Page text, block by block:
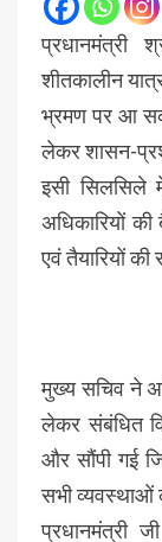
प्रधानमंत्री
शीतकालीन
भ्रमण पर आ
लेकर शासन-
इसी सिलसिले
अधिकारियों
एवं तैयारियों की
मुख्य सचिव ने
लेकर संबंधित
और सौंपी गई
सभी व्यवस्थाओं
प्रधानमंत्री